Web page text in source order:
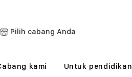
Pilih cabang Anda
h
kami Untuk pendidikan